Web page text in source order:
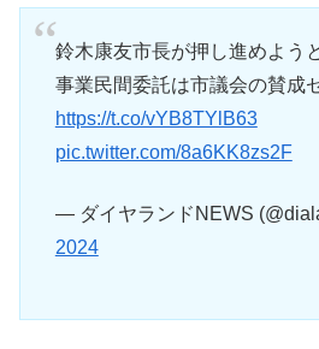
鈴木康友市長が押し進めよう
事業民間委託は市議会の賛成
https://t.co/vYB8TYlB63
pic.twitter.com/8a6KK8zs2F
— ダイヤランドNEWS
2024